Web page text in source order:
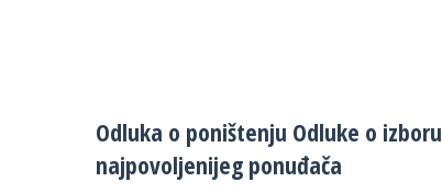
Odluka o poništenju Odluke o izboru
najpovoljenijeg ponuđača